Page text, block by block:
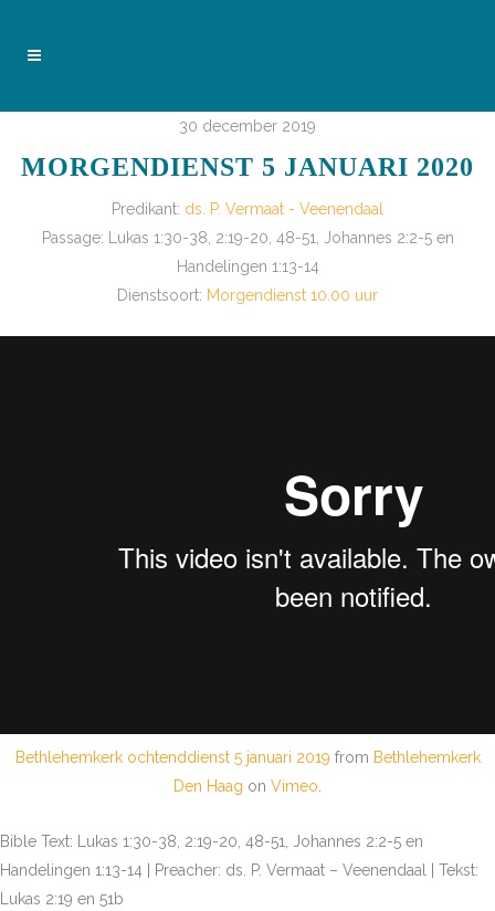
30 december 2019
MORGENDIENST 5 JANUARI 2020
Predikant: ds. P. Vermaat - Veenendaal
Passage:
Lukas 1:30-38, 2:19-20, 48-51, Johannes 2:2-5 en
Handelingen 1:13-14
Dienstsoort: Morgendienst 10.00 uur
Bethlehemkerk ochtenddienst 5 januari 2019 from Bethlehemkerk
Den Haag on Vimeo
Bible Text: Lukas 1:30-38, 2:19-20, 48-51, Johannes 2:2-5 en
Handelingen 1:13-14 | Preacher: ds. P. Vermaat – Veenendaal | Tekst:
Lukas 2:19 en 51b